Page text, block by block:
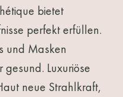
bietet
perfekt erfüllen.
und Masken
Luxuriöse
neue Strahlkraft,